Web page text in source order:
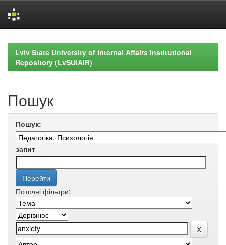
navigationLviv State University of Internal Affairs Institutional
Repository (LvSUIAIR)
Пошук
Пошук:
запит
Поточні фільтри: